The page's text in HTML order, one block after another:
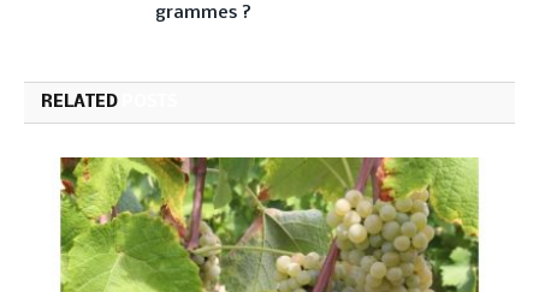
grammes ?
RELATED